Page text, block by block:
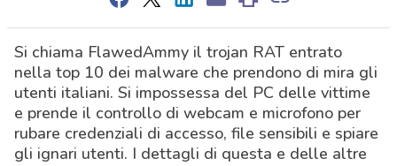
Si chiama FlawedAmmy il trojan RAT entrato
nella top 10 dei malware che prendono di mira gli
utenti italiani. Si impossessa del PC delle vittime
e prende il controllo di webcam e microfono per
rubare credenziali di accesso, file sensibili e spiare
gli ignari utenti. I dettagli di questa e delle altre